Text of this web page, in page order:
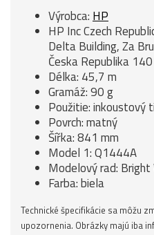
Výrobca: HP
HP Inc Czech
Delta Building, Za
Česka Republika
Délka: 45,7 m
Gramáž: 90 g
Použitie: inkoustový
Povrch: matný
Šířka: 841 mm
Model 1: Q1444A
Modelový rad:
Farba: biela
Technické špecifikácie sa môžu
upozornenia. Obrázky majú iba